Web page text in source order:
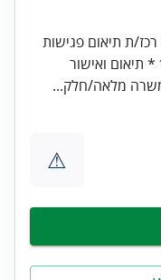
ת תיאום פגישות
תיאום ואישור
מלאה/חלק...
⚠